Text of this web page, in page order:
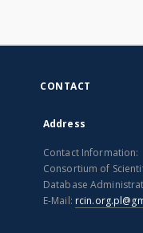
CONTACT
Address
Contact Information:
Consortium of
Database
E-Mail: